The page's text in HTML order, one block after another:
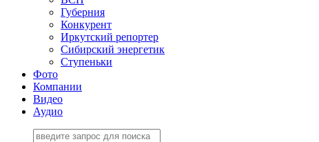
Губерния
Конкурент
Иркутский репортер
Сибирский энергетик
Ступеньки
Фото
Компании
Видео
Аудио